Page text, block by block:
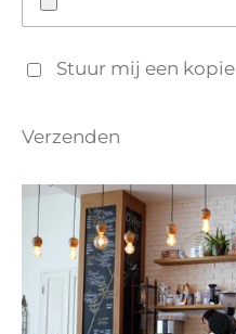
Stuur mij een kopie
Verzenden